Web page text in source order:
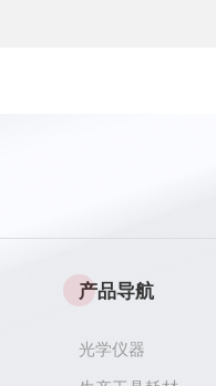
产品导航
光学仪器